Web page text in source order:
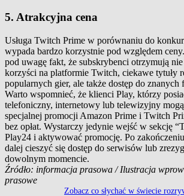
5. Atrakcyjna cena
Usługa Twitch Prime w porównaniu do
wypada bardzo korzystnie pod względem
pod uwagę fakt, że subskrybenci otrzymują
korzyści na platformie Twitch, ciekawe tytuły
popularnych gier, ale także dostęp do
Warto wspomnieć, że klienci Play, którzy
telefoniczny, internetowy lub telewizyjny
specjalnej promocji Amazon Prime i Twitch
bez opłat. Wystarczy jedynie wejść w sekcję
Play24 i aktywować promocję. Po
dalej cieszyć się dostęp do serwisów lub
dowolnym momencie.
Źródło: informacja prasowa / Ilustracja
prasowe
Zobacz co słychać w świecie